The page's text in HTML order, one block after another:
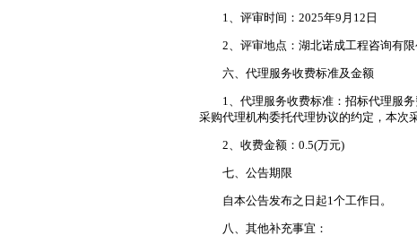
1、评审时间：2025年9月12日
2、评审地点：湖北诺成工程咨询有限
六、代理服务收费标准及金额
1、代理服务收费标准：招标代理服务
采购代理机构委托代理协议的约定，本次
2、收费金额：0.5(万元)
七、公告期限
自本公告发布之日起1个工作日。
八、其他补充事宜：